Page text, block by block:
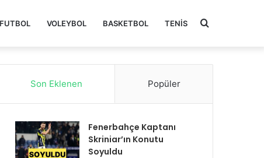
FUTBOL VOLEYBOL BASKETBOL TENIS Arama
Son Eklenen Popüler
Fenerbahçe Kaptanı
Skriniar’ın Konutu
Soyuldu